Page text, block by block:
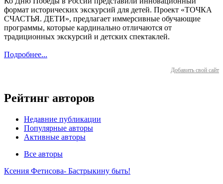
формат исторических экскурсий для детей. Проект «ТОЧКА
СЧАСТЬЯ. ДЕТИ», предлагает иммерсивные обучающие
программы, которые кардинально отличаются от
традиционных экскурсий и детских спектаклей.
Подробнее...
Добавить свой сайт
Рейтинг авторов
Недавние публикации
Популярные авторы
Активные авторы
Все авторы
Ксения Фетисова- Бастрыкину быть!